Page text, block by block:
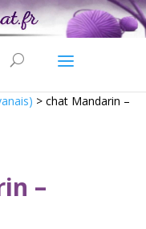
> chat Mandarin –
–